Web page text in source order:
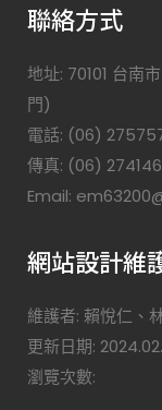
聯絡方式
地址: 70101 台南
門)
電話: (06)
傳真: (06)
Email:
網站設計維
維護者: 賴悅仁、
更新日期:
瀏覽次數: